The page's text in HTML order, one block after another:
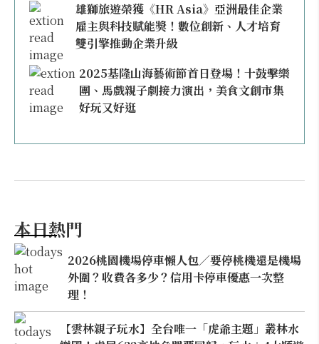
雄獅旅遊榮獲《HR Asia》亞洲最佳企業
雇主與科技賦能獎！數位創新、人才培育
雙引擎推動企業升級
2025基隆山海藝術節首日登場！十鼓擊樂
團、馬戲親子劇接力演出，美食文創市集
好玩又好逛
本日熱門
2026桃園機場停車懶人包／要停桃機還是機場
外圍？收費各多少？信用卡停車優惠一次整
理！
【雲林親子玩水】全台唯一「虎爺主題」叢林水